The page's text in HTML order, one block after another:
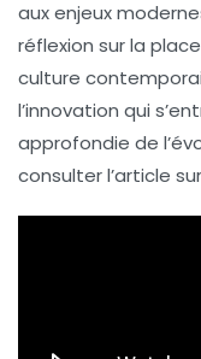
aux enjeux
réflexion sur la
culture
l’innovation qui
approfondie de
consulter l’article sur